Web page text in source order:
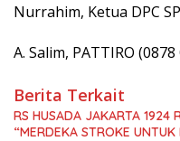
Nurrahim, Ketua DPC
A. Salim, PATTIRO
Berita Terkait
RS HUSADA JAKARTA 1924
“MERDEKA STROKE